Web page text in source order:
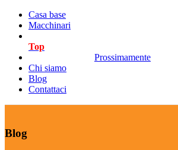
Casa base
Macchinari
Top
Prossimamente
Chi siamo
Blog
Contattaci
Blog